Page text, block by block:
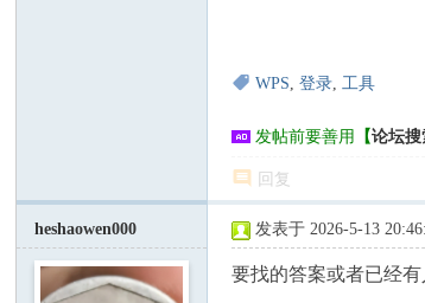
WPS,登录,工具
发帖前要善用 【论坛搜
回复
heshaowen000 发表于 2026-5-13
要找的答案或者已经